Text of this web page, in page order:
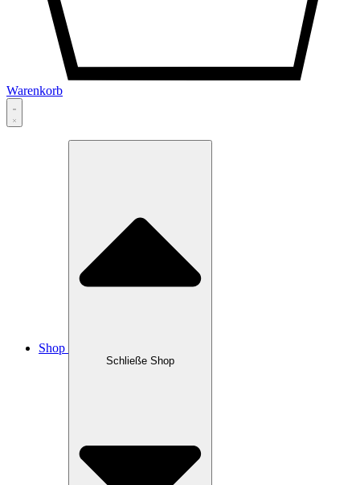
Warenkorb
Shop
Schließe Shop